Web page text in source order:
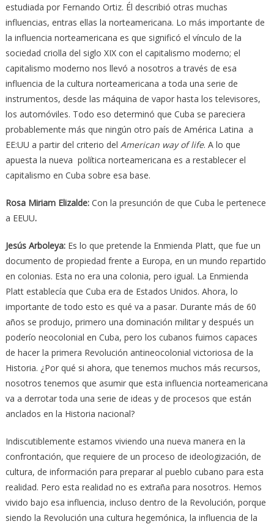
estudiada por Fernando Ortiz. Él describió otras muchas
influencias, entras ellas la norteamericana. Lo más importante de
la influencia norteamericana es que significó el vínculo de la
sociedad criolla del siglo XIX con el capitalismo moderno; el
capitalismo moderno nos llevó a nosotros a través de esa
influencia de la cultura norteamericana a toda una serie de
instrumentos, desde las máquina de vapor hasta los televisores,
los automóviles. Todo eso determinó que Cuba se pareciera
probablemente más que ningún otro país de América Latina a
EE:UU a partir del criterio del American way of life. A lo que
apuesta la nueva política norteamericana es a restablecer el
capitalismo en Cuba sobre esa base.
Rosa Miriam Elizalde: Con la presunción de que Cuba le pertenece
a EEUU.
Jesús Arboleya:Es lo que pretende la Enmienda Platt, que fue un
documento de propiedad frente a Europa, en un mundo repartido
en colonias. Esta no era una colonia, pero igual. La Enmienda
Platt establecía que Cuba era de Estados Unidos. Ahora, lo
importante de todo esto es qué va a pasar. Durante más de 60
años se produjo, primero una dominación militar y después un
poderío neocolonial en Cuba, pero los cubanos fuimos capaces
de hacer la primera Revolución antineocolonial victoriosa de la
Historia. ¿Por qué si ahora, que tenemos muchos más recursos,
nosotros tenemos que asumir que esta influencia norteamericana
va a derrotar toda una serie de ideas y de procesos que están
anclados en la Historia nacional?
Indiscutiblemente estamos viviendo una nueva manera en la
confrontación, que requiere de un proceso de ideologización, de
cultura, de información para preparar al pueblo cubano para esta
realidad. Pero esta realidad no es extraña para nosotros. Hemos
vivido bajo esa influencia, incluso dentro de la Revolución, porque
siendo la Revolución una cultura hegemónica, la influencia de la